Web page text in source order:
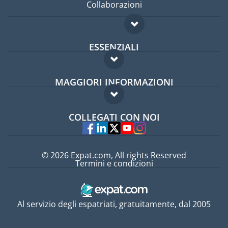
Collaborazioni
ESSENZIALI
Forum per expat
Guida per expat
MAGGIORI INFORMAZIONI
Domande frequenti
Esperti
COLLEGATI CON NOI
Al servizio degli espatriati, gratuitamente, dal 2005
© 2026 Expat.com, All rights Reserved
Termini e condizioni